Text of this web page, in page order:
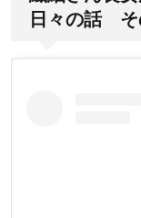
日々の話 そ